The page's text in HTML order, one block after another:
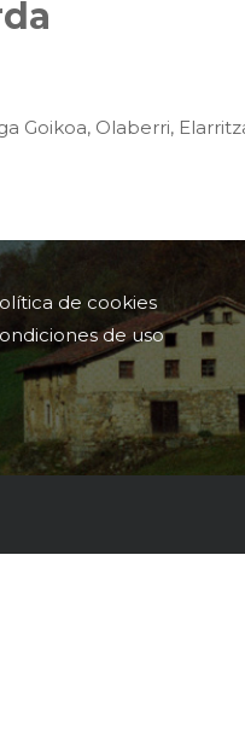
Goikoa, Olaberri,
de cookies
de uso